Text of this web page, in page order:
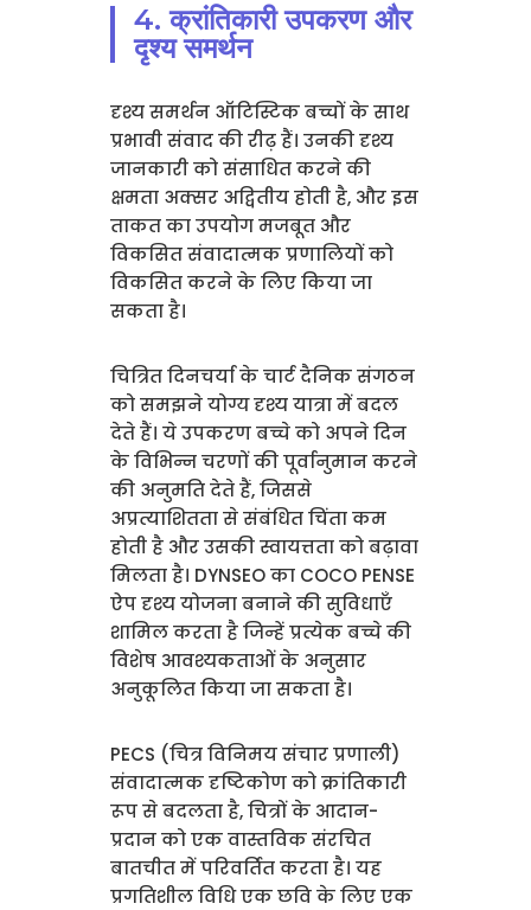
4. क्रांतिकारी उपकरण और
दृश्य समर्थन
दृश्य समर्थन ऑटिस्टिक बच्चों के साथ
प्रभावी संवाद की रीढ़ हैं। उनकी दृश्य
जानकारी को संसाधित करने की
क्षमता अक्सर अद्वितीय होती है, और इस
ताकत का उपयोग मजबूत और
विकसित संवादात्मक प्रणालियों को
विकसित करने के लिए किया जा
सकता है।
चित्रित दिनचर्या के चार्ट दैनिक संगठन
को समझने योग्य दृश्य यात्रा में बदल
देते हैं। ये उपकरण बच्चे को अपने दिन
के विभिन्न चरणों की पूर्वानुमान करने
की अनुमति देते हैं, जिससे
अप्रत्याशितता से संबंधित चिंता कम
होती है और उसकी स्वायत्तता को बढ़ावा
मिलता है। DYNSEO का COCO PENSE
ऐप दृश्य योजना बनाने की सुविधाएँ
शामिल करता है जिन्हें प्रत्येक बच्चे की
विशेष आवश्यकताओं के अनुसार
अनुकूलित किया जा सकता है।
PECS (चित्र विनिमय संचार प्रणाली)
संवादात्मक दृष्टिकोण को क्रांतिकारी
रूप से बदलता है, चित्रों के आदान-
प्रदान को एक वास्तविक संरचित
बातचीत में परिवर्तित करता है। यह
प्रगतिशील विधि एक छवि के लिए एक